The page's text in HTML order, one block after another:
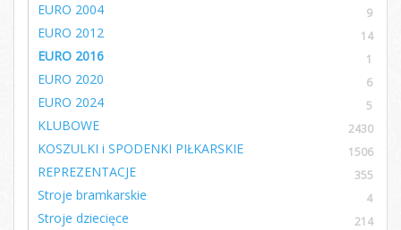
EURO 2004 9
EURO 2012 14
EURO 2016 1
EURO 2020 6
EURO 2024 5
KLUBOWE 2430
KOSZULKI i SPODENKI PIŁKARSKIE 1506
REPREZENTACJE 355
Stroje bramkarskie 4
Stroje dziecięce 214